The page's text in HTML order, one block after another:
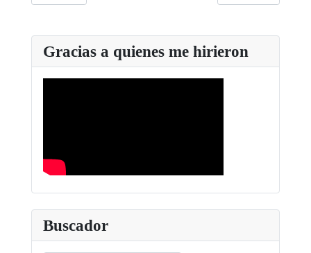
Gracias a quienes me hirieron
Buscador